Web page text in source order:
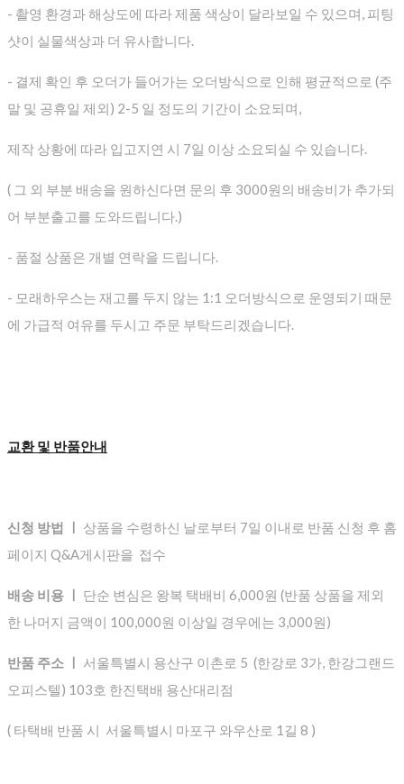
- 촬영 환경과 해상도에 따라 제품 색상이 달라보일 수 있으며, 피팅
샷이 실물색상과 더 유사합니다.
- 결제 확인 후 오더가 들어가는 오더방식으로 인해 평균적으로 (주
말 및 공휴일 제외) 2-5 일 정도의 기간이 소요되며,
제작 상황에 따라 입고지연 시 7일 이상 소요되실 수 있습니다.
( 그 외 부분 배송을 원하신다면 문의 후 3000원의 배송비가 추가되
어 부분출고를 도와드립니다.)
- 품절 상품은 개별 연락을 드립니다.
- 모래하우스는 재고를 두지 않는 1:1 오더방식으로 운영되기 때문
에 가급적 여유를 두시고 주문 부탁드리겠습니다.
교환 및 반품안내
신청 방법 ㅣ 상품을 수령하신 날로부터 7일 이내로 반품 신청 후 홈
페이지 Q&A게시판을 접수
배송 비용 ㅣ
단순 변심은 왕복 택배비 6,000원 (반품 상품을 제외
한 나머지 금액이 100,000원 이상일 경우에는 3,000원)
반품 주소 ㅣ 서울특별시 용산구 이촌로 5 (한강로 3가, 한강그랜드
오피스텔) 103호 한진택배 용산대리점
( 타택배 반품 시 서울특별시 마포구 와우산로 1길 8 )